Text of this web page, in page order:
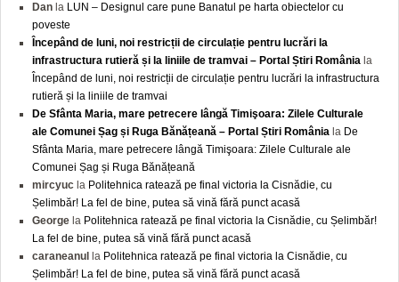
Dan la LUN – Designul care pune Banatul pe harta obiectelor cu
poveste
Începând de luni, noi restricții de circulație pentru lucrări la
infrastructura rutieră și la liniile de tramvai – Portal Știri România la
Începând de luni, noi restricții de circulație pentru lucrări la infrastructura
rutieră și la liniile de tramvai
De Sfânta Maria, mare petrecere lângă Timişoara: Zilele Culturale
ale Comunei Șag și Ruga Bănățeană – Portal Știri România la De
Sfânta Maria, mare petrecere lângă Timişoara: Zilele Culturale ale
Comunei Șag și Ruga Bănățeană
mircyuc la Politehnica ratează pe final victoria la Cisnădie, cu
Șelimbăr! La fel de bine, putea să vină fără punct acasă
George la Politehnica ratează pe final victoria la Cisnădie, cu Șelimbăr!
La fel de bine, putea să vină fără punct acasă
caraneanul
la Politehnica ratează pe final victoria la Cisnădie, cu
Șelimbăr! La fel de bine, putea să vină fără punct acasă